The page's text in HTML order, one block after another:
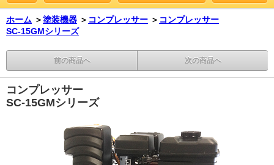
ホーム ＞塗装機器 ＞ コンプレッサー ＞ コンプレッサー
SC-15GMシリーズ
前の商品へ 次の商品へ
コンプレッサー
SC-15GMシリーズ